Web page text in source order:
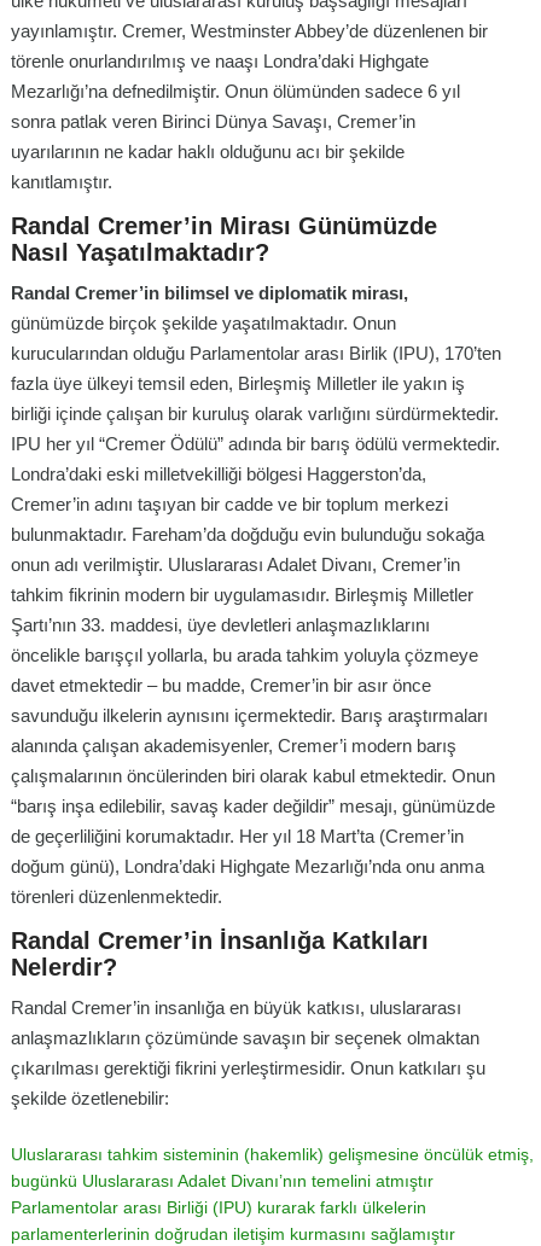
yayınlamıştır. Cremer, Westminster Abbey’de düzenlenen bir
törenle onurlandırılmış ve naaşı Londra’daki Highgate
Mezarlığı’na defnedilmiştir. Onun ölümünden sadece 6 yıl
sonra patlak veren Birinci Dünya Savaşı, Cremer’in
uyarılarının ne kadar haklı olduğunu acı bir şekilde
kanıtlamıştır.
Randal Cremer’in Mirası Günümüzde
Nasıl Yaşatılmaktadır?
Randal Cremer’in bilimsel ve diplomatik mirası,
günümüzde birçok şekilde yaşatılmaktadır. Onun
kurucularından olduğu Parlamentolar arası Birlik (IPU), 170’ten
fazla üye ülkeyi temsil eden, Birleşmiş Milletler ile yakın iş
birliği içinde çalışan bir kuruluş olarak varlığını sürdürmektedir.
IPU her yıl “Cremer Ödülü” adında bir barış ödülü vermektedir.
Londra’daki eski milletvekilliği bölgesi Haggerston’da,
Cremer’in adını taşıyan bir cadde ve bir toplum merkezi
bulunmaktadır. Fareham’da doğduğu evin bulunduğu sokağa
onun adı verilmiştir. Uluslararası Adalet Divanı, Cremer’in
tahkim fikrinin modern bir uygulamasıdır. Birleşmiş Milletler
Şartı’nın 33. maddesi, üye devletleri anlaşmazlıklarını
öncelikle barışçıl yollarla, bu arada tahkim yoluyla çözmeye
davet etmektedir – bu madde, Cremer’in bir asır önce
savunduğu ilkelerin aynısını içermektedir. Barış araştırmaları
alanında çalışan akademisyenler, Cremer’i modern barış
çalışmalarının öncülerinden biri olarak kabul etmektedir. Onun
“barış inşa edilebilir, savaş kader değildir” mesajı, günümüzde
de geçerliliğini korumaktadır. Her yıl 18 Mart’ta (Cremer’in
doğum günü), Londra’daki Highgate Mezarlığı’nda onu anma
törenleri düzenlenmektedir.
Randal Cremer’in İnsanlığa Katkıları
Nelerdir?
Randal Cremer’in insanlığa en büyük katkısı, uluslararası
anlaşmazlıkların çözümünde savaşın bir seçenek olmaktan
çıkarılması gerektiği fikrini yerleştirmesidir. Onun katkıları şu
şekilde özetlenebilir:
Uluslararası tahkim sisteminin (hakemlik) gelişmesine öncülük etmiş,
bugünkü Uluslararası Adalet Divanı’nın temelini atmıştır
Parlamentolar arası Birliği (IPU) kurarak farklı ülkelerin
parlamenterlerinin doğrudan iletişim kurmasını sağlamıştır